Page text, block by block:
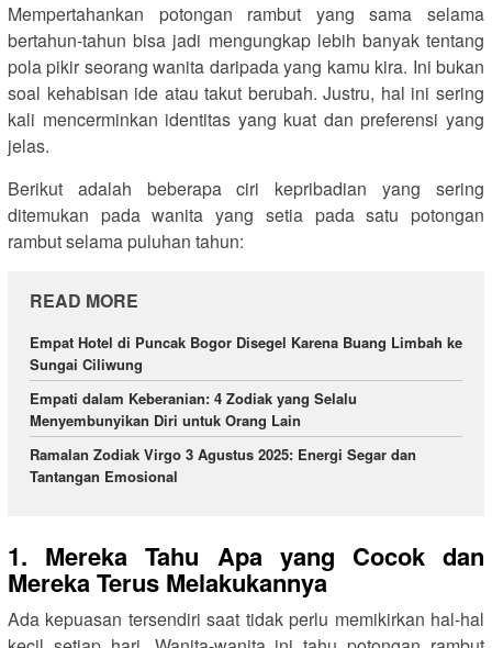
Mempertahankan potongan rambut yang sama selama
bertahun-tahun bisa jadi mengungkap lebih banyak tentang
pola pikir seorang wanita daripada yang kamu kira. Ini bukan
soal kehabisan ide atau takut berubah. Justru, hal ini sering
kali mencerminkan identitas yang kuat dan preferensi yang
jelas.
Berikut adalah beberapa ciri kepribadian yang sering
ditemukan pada wanita yang setia pada satu potongan
rambut selama puluhan tahun:
READ MORE
Empat Hotel di Puncak Bogor Disegel Karena Buang Limbah ke
Sungai Ciliwung
Empati dalam Keberanian: 4 Zodiak yang Selalu
Menyembunyikan Diri untuk Orang Lain
Ramalan Zodiak Virgo 3 Agustus 2025: Energi Segar dan
Tantangan Emosional
1. Mereka Tahu Apa yang Cocok dan
Mereka Terus Melakukannya
Ada kepuasan tersendiri saat tidak perlu memikirkan hal-hal